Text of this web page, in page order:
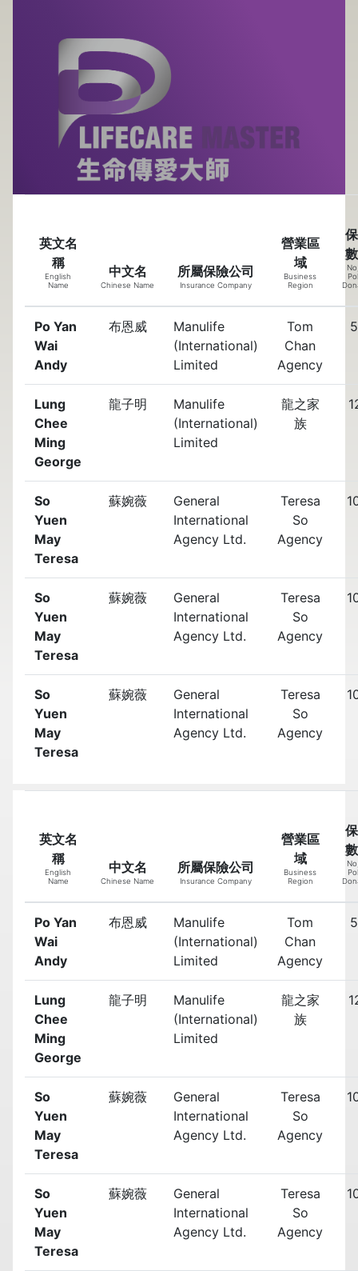
英文名
稱
English
Name
中文名
Chinese Name
所屬保險公司
Insurance Company
營業區
域
Business
Region
Po Yan
Wai
Andy
布恩威
Manulife
(International)
Limited
Tom
Chan
Agency
Lung
Chee
Ming
George
龍子明
Manulife
(International)
Limited
龍之家
族
So
Yuen
May
Teresa
蘇婉薇
General
International
Agency Ltd.
Teresa
So
Agency
So
Yuen
May
Teresa
蘇婉薇
General
International
Agency Ltd.
Teresa
So
Agency
So
Yuen
May
Teresa
蘇婉薇
General
International
Agency Ltd.
Teresa
So
Agency
英文名
稱
English
Name
中文名
Chinese Name
所屬保險公司
Insurance Company
營業區
域
Business
Region
Po Yan
Wai
Andy
布恩威
Manulife
(International)
Limited
Tom
Chan
Agency
Lung
Chee
Ming
George
龍子明
Manulife
(International)
Limited
龍之家
族
So
Yuen
May
Teresa
蘇婉薇
General
International
Agency Ltd.
Teresa
So
Agency
So
Yuen
May
Teresa
蘇婉薇
General
International
Agency Ltd.
Teresa
So
Agency